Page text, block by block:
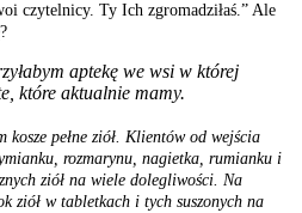
czytelnicy. Ty Ich zgromadziłaś.” Ale
aptekę we wsi w której
które aktualnie mamy.
kosze pełne ziół. Klientów od wejścia
rozmarynu, nagietka, rumianku i
ziół na wiele dolegliwości. Na
ziół w tabletkach i tych suszonych na